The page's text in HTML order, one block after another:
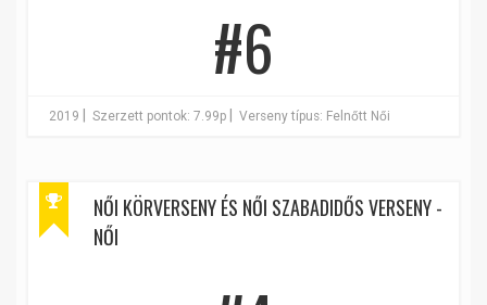
#6
2019 Szerzett pontok: 7.99p Verseny típus: Felnőtt Női
NŐI KÖRVERSENY ÉS NŐI SZABADIDŐS VERSENY -
NŐI